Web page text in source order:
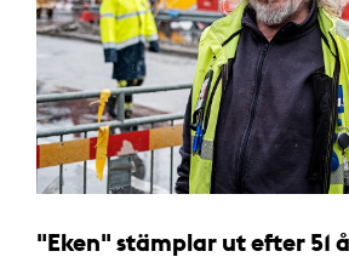
"Eken" stämplar ut efter 51